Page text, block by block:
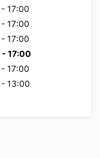
- 17:00
- 17:00
- 17:00
- 17:00
- 17:00
- 13:00